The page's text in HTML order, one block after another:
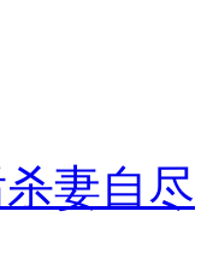
妻自尽